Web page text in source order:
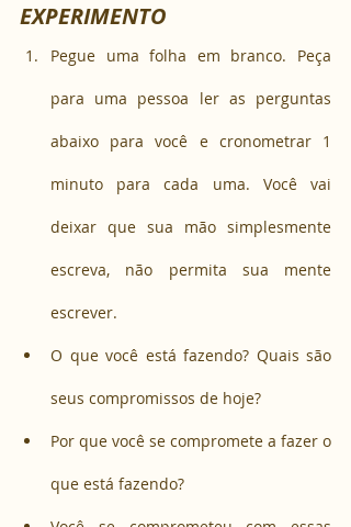
EXPERIMENTO
Pegue uma folha em branco. Peça
para uma pessoa ler as perguntas
abaixo para você e cronometrar 1
minuto para cada uma. Você vai
deixar que sua mão simplesmente
escreva, não permita sua mente
escrever.
O que você está fazendo? Quais são
seus compromissos de hoje?
Por que você se compromete a fazer o
que está fazendo?